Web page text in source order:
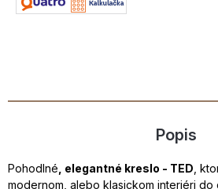
Popis
Pohodlné , elegantné kreslo - TED ,
modernom, alebo klasickom interiéri do